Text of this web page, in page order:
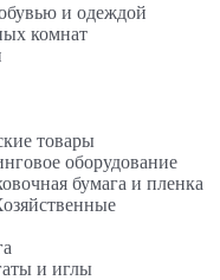
и одеждой
комнат
товары
оборудование
бумага и пленка
и иглы